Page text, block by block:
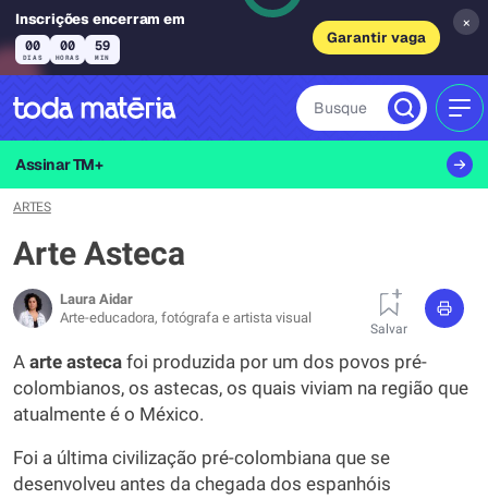
Inscrições encerram em
00
DIAS
00
HORAS
59
MIN
Garantir vaga
×
Busque
Assinar TM+
ARTES
Arte Asteca
Laura Aidar
Arte-educadora, fotógrafa e artista visual
Salvar
A arte asteca foi produzida por um dos povos pré-
colombianos, os astecas, os quais viviam na região que
atualmente é o México.
Foi a última civilização pré-colombiana que se
desenvolveu antes da chegada dos espanhóis